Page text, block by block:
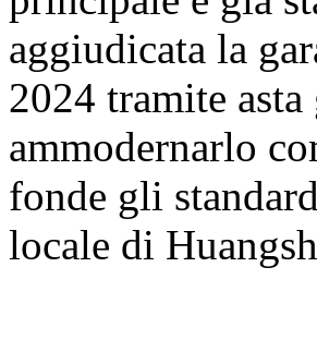
aggiudicata la
2024 tramite
ammodernarlo
fonde gli
locale di